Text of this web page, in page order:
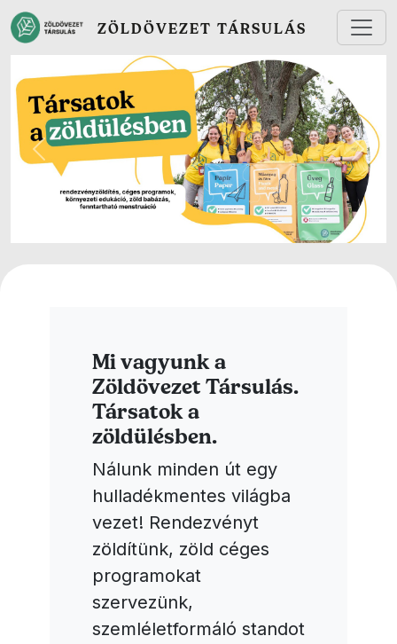
Ugrás a tartalomra
ZÖLDÖVEZET TÁRSULÁS
Előző
Mi vagyunk a
Zöldövezet Társulás.
Társatok a
zöldülésben.
Nálunk minden út egy
hulladékmentes világba
vezet! Rendezvényt
zöldítünk, zöld céges
programokat
szervezünk,
szemléletformáló standot